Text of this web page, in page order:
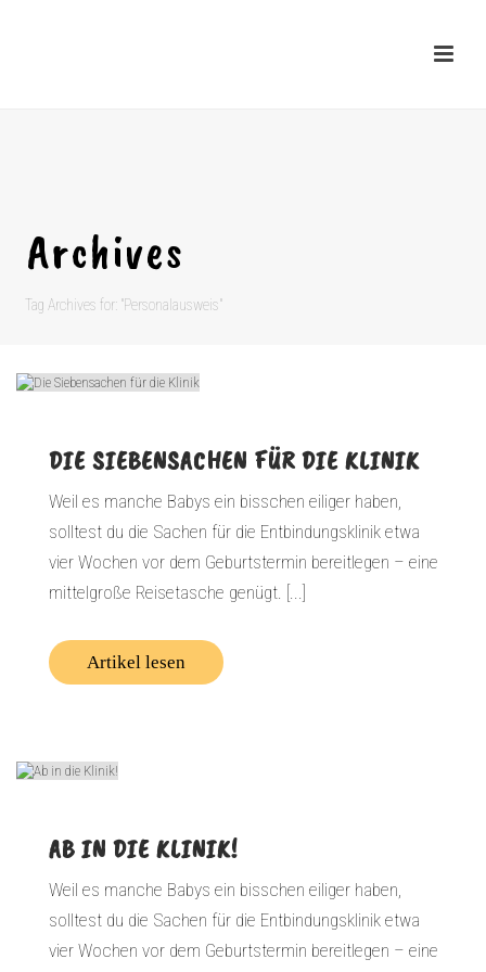
Archives
Tag Archives for: "Personalausweis"
DIE SIEBENSACHEN FÜR DIE KLINIK
Weil es manche Babys ein bisschen eiliger haben,
solltest du die Sachen für die Entbindungsklinik etwa
vier Wochen vor dem Geburtstermin bereitlegen – eine
mittelgroße Reisetasche genügt. [...]
Artikel lesen
AB IN DIE KLINIK!
Weil es manche Babys ein bisschen eiliger haben,
solltest du die Sachen für die Entbindungsklinik etwa
vier Wochen vor dem Geburtstermin bereitlegen – eine